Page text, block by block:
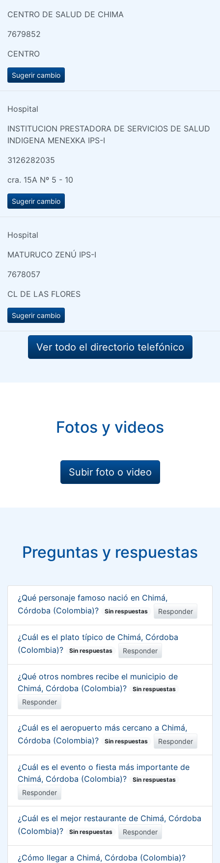
CENTRO DE SALUD DE CHIMA
7679852
CENTRO
Sugerir cambio
Hospital
INSTITUCION PRESTADORA DE SERVICIOS DE SALUD
INDIGENA MENEXKA IPS-I
3126282035
cra. 15A Nº 5 - 10
Sugerir cambio
Hospital
MATURUCO ZENÚ IPS-I
7678057
CL DE LAS FLORES
Sugerir cambio
Ver todo el directorio telefónico
Fotos y videos
Subir foto o video
Preguntas y respuestas
¿Qué personaje famoso nació en Chimá,
Córdoba (Colombia)?
Sin respuestas Responder
¿Cuál es el plato típico de Chimá, Córdoba
(Colombia)?
Sin respuestas Responder
¿Qué otros nombres recibe el municipio de
Chimá, Córdoba (Colombia)?
Sin respuestas
Responder
¿Cuál es el aeropuerto más cercano a Chimá,
Córdoba (Colombia)?
Sin respuestas Responder
¿Cuál es el evento o fiesta más importante de
Chimá, Córdoba (Colombia)?
Sin respuestas
Responder
¿Cuál es el mejor restaurante de Chimá, Córdoba
(Colombia)?
Sin respuestas Responder
¿Cómo llegar a Chimá, Córdoba (Colombia)?